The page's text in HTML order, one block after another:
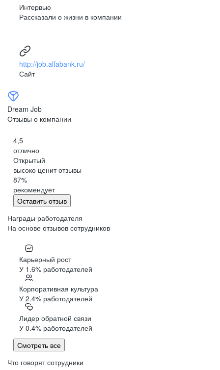
Интервью
Рассказали о жизни в компании
http://job.alfabank.ru/
Сайт
Dream Job
Отзывы о компании
4,5
отлично
Открытый
высоко ценит отзывы
87%
рекомендует
Оставить отзыв
Награды работодателя
На основе отзывов сотрудников
Карьерный рост
У 1.6% работодателей
Корпоративная культура
У 2.4% работодателей
Лидер обратной связи
У 0.4% работодателей
Смотреть все
Что говорят сотрудники